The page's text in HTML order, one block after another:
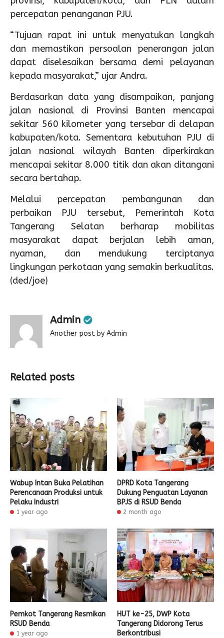
percepatan penanganan PJU.
“Tujuan rapat ini untuk menyatukan langkah
dan memastikan persoalan penerangan jalan
dapat diselesaikan bersama demi pelayanan
kepada masyarakat,” ujar Andra.
Berdasarkan data yang disampaikan, panjang
jalan nasional di Provinsi Banten mencapai
sekitar 560 kilometer yang tersebar di delapan
kabupaten/kota. Sementara kebutuhan PJU di
jalan nasional wilayah Banten diperkirakan
mencapai sekitar 8.000 titik dan akan ditangani
secara bertahap.
Melalui percepatan pembangunan dan
perbaikan PJU tersebut, Pemerintah Kota
Tangerang Selatan berharap mobilitas
masyarakat dapat berjalan lebih aman,
nyaman, dan mendukung terciptanya
lingkungan perkotaan yang semakin berkualitas.
(ded/joe)
Admin
Another post by Admin
Related posts
Wabup Intan Buka Pelatihan
Perencanaan Produksi untuk
Pelaku Industri
1 year ago
DPRD Kota Tangerang
Dukung Penguatan Layanan
BPJS di RSUD Benda
2 month ago
Pemkot Tangerang Resmikan
RSUD Benda
1 year ago
HUT ke-25, DWP Kota
Tangerang Didorong Terus
Berkontribusi